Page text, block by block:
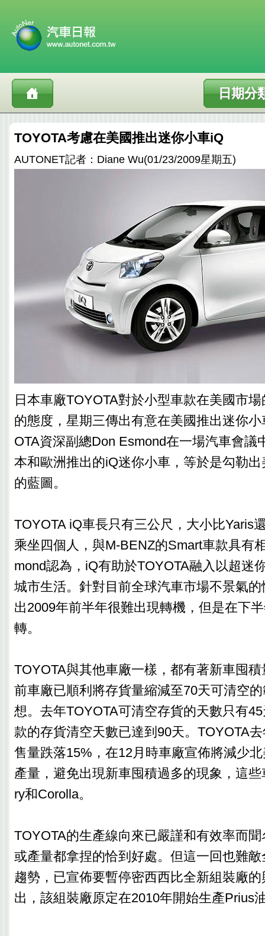
日期分
TOYOTA考慮在美國推出迷你小車iQ
AUTONET記者：Diane Wu(01/23/2009星期五)
日本車廠TOYOTA對於小型車款在美國市
的態度，星期三傳出有意在美國推出迷你
OTA資深副總Don Esmond在一場汽車會議
本和歐洲推出的iQ迷你小車，等於是勾勒
的藍圖。
TOYOTA iQ車長只有三公尺，大小比Yaris
乘坐四個人，與M-BENZ的Smart車款具有
mond認為，iQ有助於TOYOTA融入以超迷
城市生活。針對目前全球汽車市場不景氣
出2009年前半年很難出現轉機，但是在下
轉。
TOYOTA與其他車廠一樣，都有著新車囤
前車廠已順利將存貨量縮減至70天可清空
想。去年TOYOTA可清空存貨的天數只有
款的存貨清空天數已達到90天。TOYOTA
售量跌落15%，在12月時車廠宣佈將減少
產量，避免出現新車囤積過多的現象，這
ry和Corolla。
TOYOTA的生產線向來已嚴謹和有效率而
或產量都拿捏的恰到好處。但這一回也難
趨勢，已宣佈要暫停密西西比全新組裝廠
出，該組裝廠原定在2010年開始生產Prius